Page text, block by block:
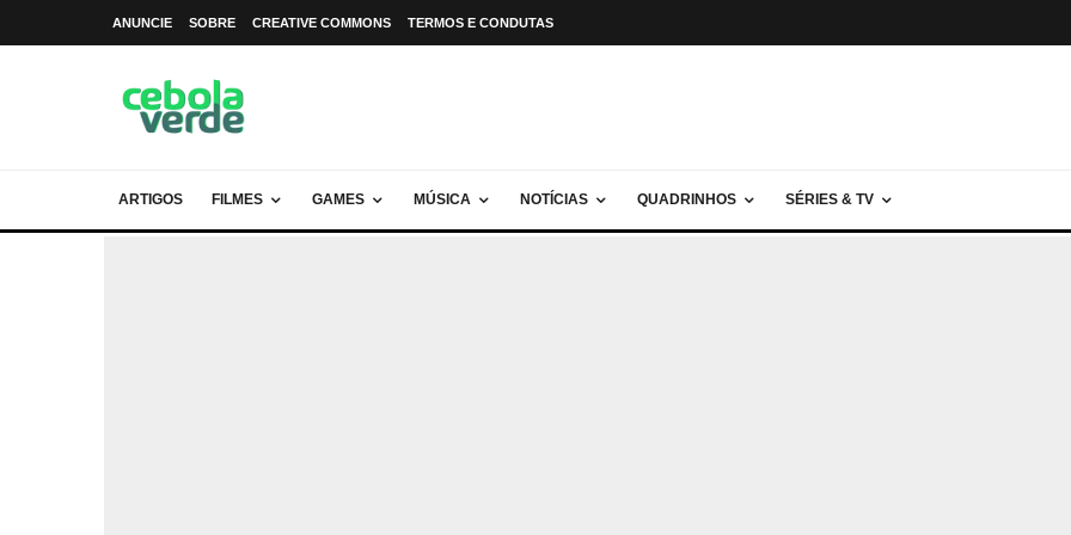
ANUNCIE SOBRE CREATIVE COMMONS TERMOS E CONDUTAS
ARTIGOS FILMES GAMES MÚSICA NOTÍCIAS QUADRINHOS SÉRIES & TV